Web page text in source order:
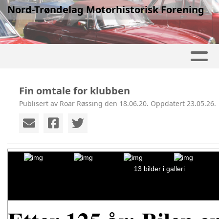
Nord-Trøndelag Motorhistorisk Forening
Fin omtale for klubben
Publisert av Roar Røssing den 18.06.20. Oppdatert 23.05.26.
13 bilder i galleri